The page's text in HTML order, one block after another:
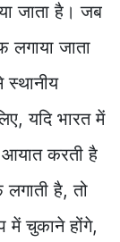
जाता है। जब
जाता
स्थानीय
यदि भारत में
करती है
है, तो
में चुकाने होंगे,